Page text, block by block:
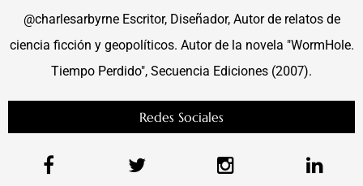
@charlesarbyrne Escritor, Diseñador, Autor de relatos de
ciencia ficción y geopolíticos. Autor de la novela "WormHole.
Tiempo Perdido", Secuencia Ediciones (2007).
Redes Sociales